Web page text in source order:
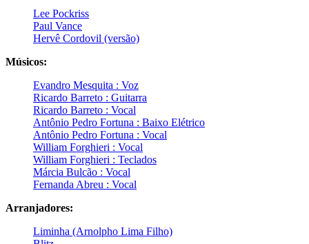
Lee Pockriss
Paul Vance
Hervê Cordovil (versão)
Músicos:
Evandro Mesquita : Voz
Ricardo Barreto : Guitarra
Ricardo Barreto : Vocal
Antônio Pedro Fortuna : Baixo Elétrico
Antônio Pedro Fortuna : Vocal
William Forghieri : Vocal
William Forghieri : Teclados
Márcia Bulcão : Vocal
Fernanda Abreu : Vocal
Arranjadores:
Liminha (Arnolpho Lima Filho)